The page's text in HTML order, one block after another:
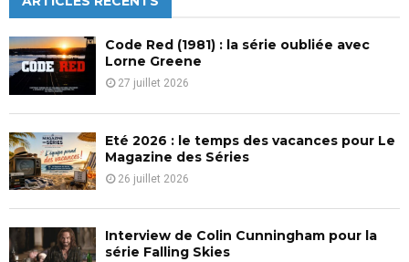
h
f
o
r
:
C
H
Code Red (1981) : la série oubliée avec
Lorne Greene
27 juillet 2026
Eté 2026 : le temps des vacances pour Le
Magazine des Séries
26 juillet 2026
Interview de Colin Cunningham pour la
série Falling Skies